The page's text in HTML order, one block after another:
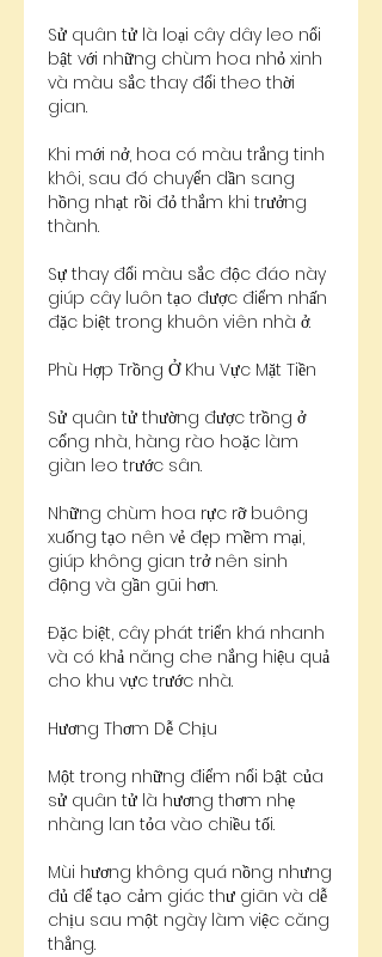
Sử quân tử là loại cây dây leo nổi
bật với những chùm hoa nhỏ xinh
và màu sắc thay đổi theo thời
gian.
Khi mới nở, hoa có màu trắng tinh
khôi, sau đó chuyển dần sang
hồng nhạt rồi đỏ thắm khi trưởng
thành.
Sự thay đổi màu sắc độc đáo này
giúp cây luôn tạo được điểm nhấn
đặc biệt trong khuôn viên nhà ở.
Phù Hợp Trồng Ở Khu Vực Mặt Tiền
Sử quân tử thường được trồng ở
cổng nhà, hàng rào hoặc làm
giàn leo trước sân.
Những chùm hoa rực rỡ buông
xuống tạo nên vẻ đẹp mềm mại,
giúp không gian trở nên sinh
động và gần gũi hơn.
Đặc biệt, cây phát triển khá nhanh
và có khả năng che nắng hiệu quả
cho khu vực trước nhà.
Hương Thơm Dễ Chịu
Một trong những điểm nổi bật của
sử quân tử là hương thơm nhẹ
nhàng lan tỏa vào chiều tối.
Mùi hương không quá nồng nhưng
đủ để tạo cảm giác thư giãn và dễ
chịu sau một ngày làm việc căng
thẳng.